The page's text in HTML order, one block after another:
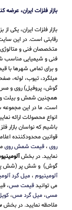
بازار فلزات ایران، عرضه
بازار فلزات ایران، یکی
رقابتی است. در این
متخصصان فنی و متالوژی
فنی و شیمیایی مناسب
و برای تمامی شهرها با
میلگرد، تیوب، لوله،
گوش، پروفیل) روی و مس
همچنین شمش و بیلت و
است. ما در این مجموعه
انواع محصولات ارائه
باشیم که نواسان بازار
قوانین محدودکننده
روی ، قیمت شمش روی
نمایید. در بخش
گوش) و شش پر (شش
آلومینیوم ، میل گرد
می توانیدقیمت مس،
مسی، میل گرد مس،
ملاحظه نمایید. در بخش